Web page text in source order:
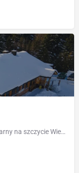
Karczma na Skolnitym – nowy punkt kulinarny na szczycie Wierchu Skolnity, tuż przy górnej stacji kolei…